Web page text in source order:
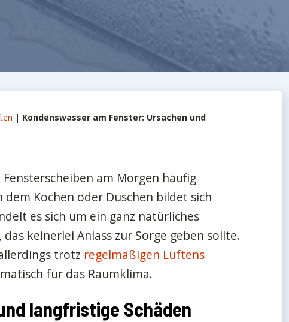
| Kondenswasser am Fenster: Ursachen und
am Morgen häufig
dem Kochen oder Duschen bildet sich
es sich um ein ganz natürliches
keinerlei Anlass zur Sorge geben sollte.
trotz regelmäßigen Lüftens
für das Raumklima.
langfristige Schäden